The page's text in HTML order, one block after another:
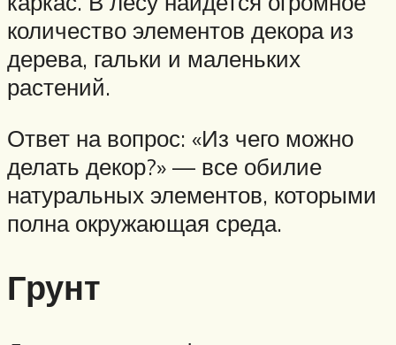
количество элементов декора из
дерева, гальки и маленьких
растений.
Ответ на вопрос: «Из чего можно
делать декор?» — все обилие
натуральных элементов, которыми
полна окружающая среда.
Грунт